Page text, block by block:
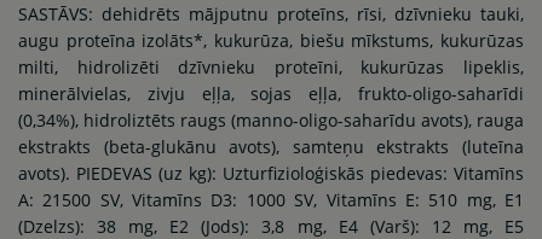
SASTĀVS: dehidrēts mājputnu proteīns, rīsi, dzīvnieku tauki,
augu proteīna izolāts*, kukurūza, biešu mīkstums, kukurūzas
milti, hidrolizēti dzīvnieku proteīni, kukurūzas lipeklis,
minerālvielas, zivju eļļa, sojas eļļa, frukto-oligo-saharīdi
(0,34%), hidroliztēts raugs (manno-oligo-saharīdu avots), rauga
ekstrakts (beta-glukānu avots), samteņu ekstrakts (luteīna
avots). PIEDEVAS (uz kg): Uzturfizioloģiskās piedevas: Vitamīns
A: 21500 SV, Vitamīns D3: 1000 SV, Vitamīns E: 510 mg, E1
(Dzelzs): 38 mg, E2 (Jods): 3,8 mg, E4 (Varš): 12 mg, E5